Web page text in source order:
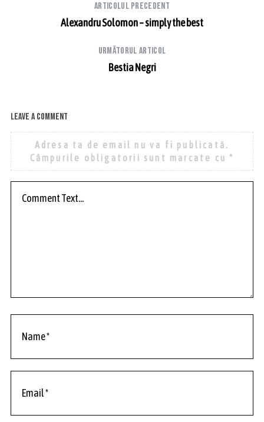
Articolul precedent
Alexandru Solomon – simply the best
Următorul articol
Bestia Negri
Leave a comment
Adresa ta de email nu va fi publicată.
Câmpurile obligatorii sunt marcate cu*